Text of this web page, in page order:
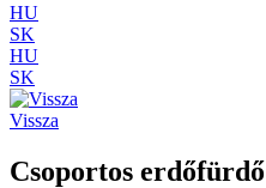
HU
SK
HU
SK
Vissza
Csoportos erdőfürdő